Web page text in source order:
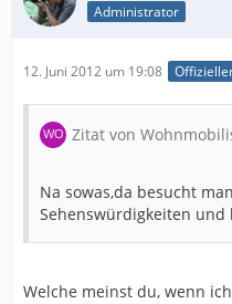
Administrator
12. Juni 2012 um 19:08
Zitat von
Na sowas,da besucht
Sehenswürdigkeiten und
Welche meinst du, wenn